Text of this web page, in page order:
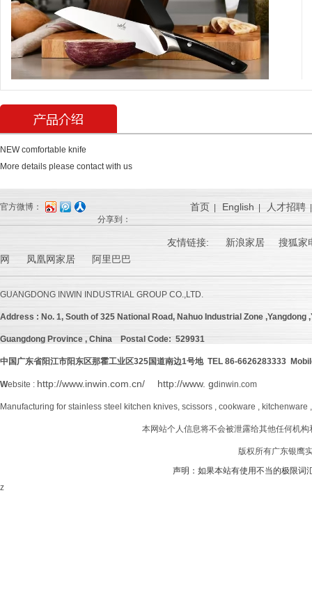
NEW comfortable knife
More details please contact with us
官方微博：
分享到：
首页 English 人才招聘
友情链接: 新浪家居 搜狐家
网 凤凰网家居 阿里巴巴
GUANGDONG INWIN INDUSTRIAL GROUP CO.,LTD.
Address : No. 1, South of 325 National Road, Nahuo Industrial Zone ,Yangdong
Guangdong Province , China Postal Code: 529931
中国广东省阳江市阳东区那霍工业区325国道南边1号地 TEL 86-6626283333
Website : http://www.inwin.com.cn/ http://www. gdinwin.com
Manufacturing for stainless steel kitchen knives, scissors , cookware ,
本网站个人信息将不会被泄露给其他任何机
版权所有广东银鹰
声明：如果本站有使用不当的极限词
z